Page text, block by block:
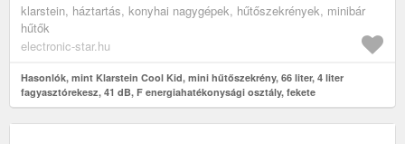
klarstein, háztartás, konyhai nagygépek, hűtőszekrények, minibár
hűtők
electronic-star.hu
Hasonlók, mint Klarstein Cool Kid, mini hűtőszekrény, 66 liter, 4 liter
fagyasztórekesz, 41 dB, F energiahatékonysági osztály, fekete